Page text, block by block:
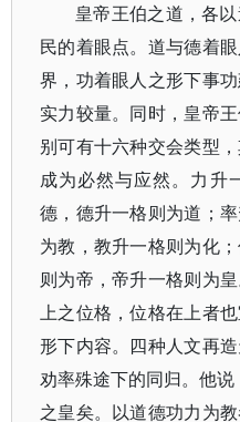
皇帝王伯之道，各
民的着眼点。道与德着
界，功着眼人之形下事
实力较量。同时，皇帝
别可有十六种交会类型
成为必然与应然。力升
德，德升一格则为道；
为教，教升一格则为化
则为帝，帝升一格则为
上之位格，位格在上者
形下内容。四种人文再
劝率殊途下的同归。他
之皇矣。以道德功力为